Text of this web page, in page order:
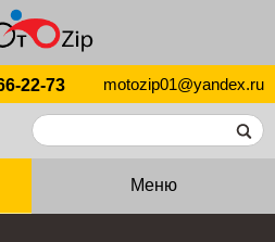
22-73 motozip01@yandex.ru
Меню